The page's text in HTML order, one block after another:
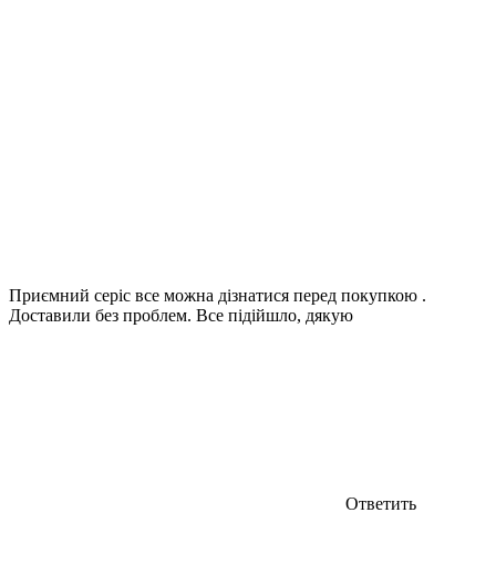
Приємний серіс все можна дізнатися перед покупкою .
Доставили без проблем. Все підійшло, дякую
Ответить